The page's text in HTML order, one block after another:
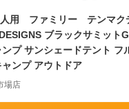
人用 ファミリー テンマク
ブラックサミット
ンプ サンシェードテント フ
ャンプ アウトドア
場店